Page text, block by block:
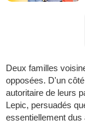
Deux familles
opposées. D'un
autoritaire de leurs
Lepic, persuadés
essentiellement